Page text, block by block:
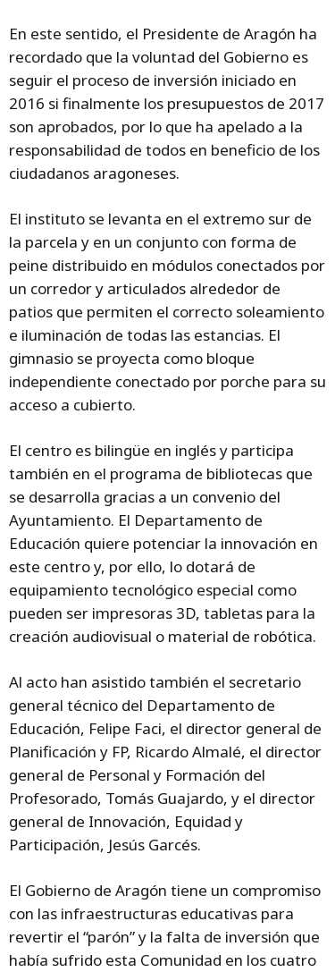
En este sentido, el Presidente de Aragón ha
recordado que la voluntad del Gobierno es
seguir el proceso de inversión iniciado en
2016 si finalmente los presupuestos de 2017
son aprobados, por lo que ha apelado a la
responsabilidad de todos en beneficio de los
ciudadanos aragoneses.
El instituto se levanta en el extremo sur de
la parcela y en un conjunto con forma de
peine distribuido en módulos conectados por
un corredor y articulados alrededor de
patios que permiten el correcto soleamiento
e iluminación de todas las estancias. El
gimnasio se proyecta como bloque
independiente conectado por porche para su
acceso a cubierto.
El centro es bilingüe en inglés y participa
también en el programa de bibliotecas que
se desarrolla gracias a un convenio del
Ayuntamiento. El Departamento de
Educación quiere potenciar la innovación en
este centro y, por ello, lo dotará de
equipamiento tecnológico especial como
pueden ser impresoras 3D, tabletas para la
creación audiovisual o material de robótica.
Al acto han asistido también el secretario
general técnico del Departamento de
Educación, Felipe Faci, el director general de
Planificación y FP, Ricardo Almalé, el director
general de Personal y Formación del
Profesorado, Tomás Guajardo, y el director
general de Innovación, Equidad y
Participación, Jesús Garcés.
El Gobierno de Aragón tiene un compromiso
con las infraestructuras educativas para
revertir el “parón” y la falta de inversión que
había sufrido esta Comunidad en los cuatro